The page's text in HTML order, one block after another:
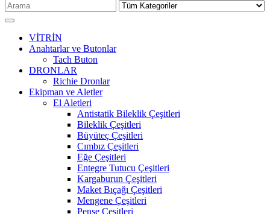
VİTRİN
Anahtarlar ve Butonlar
Tach Buton
DRONLAR
Richie Dronlar
Ekipman ve Aletler
El Aletleri
Antistatik Bileklik Çeşitleri
Bileklik Çeşitleri
Büyüteç Çeşitleri
Cımbız Çeşitleri
Eğe Çeşitleri
Entegre Tutucu Çeşitleri
Kargaburun Çeşitleri
Maket Bıçağı Çeşitleri
Mengene Çeşitleri
Pense Çeşitleri